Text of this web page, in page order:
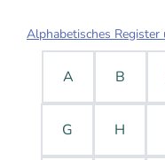
Alphabetisches Register
A B
G H